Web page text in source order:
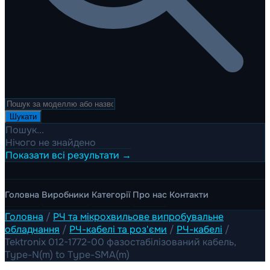
Шукати
Пошук...
Нічого не знайдено
Показати всі результати →
Головна Виробники Категорії Про нас Контакти
Головна / РЧ та мікрохвильове випробувальне
обладнання / РЧ-кабелі та роз'єми / РЧ-кабелі /
Tektronix 012-1772-00 фазостабілізований кабель,
Type-N(m) to Type-SMA(m)